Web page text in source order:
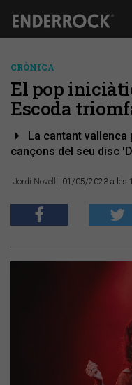
CRÒNICA
El pop
Escoda
La cantant vallenca
cançons del seu disc
Jordi Novell | 01/05/2023 a les